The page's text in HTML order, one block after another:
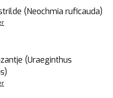
(Neochmia ruficauda)
(Uraeginthus